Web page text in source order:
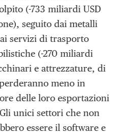
(-733 miliardi USD
seguito dai metalli
servizi di trasporto
(-270 miliardi
e attrezzature, di
meno in
delle loro esportazioni
unici settori che non
essere il software e